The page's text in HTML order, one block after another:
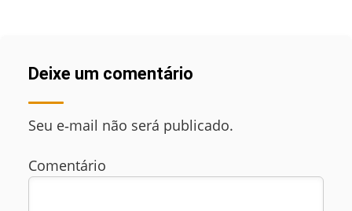
Deixe um comentário
Seu e‑mail não será publicado.
Comentário